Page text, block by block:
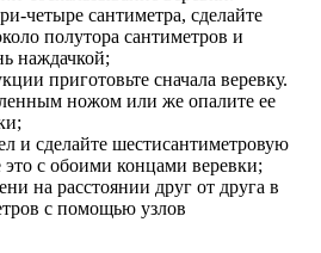
четыре сантиметра, сделайте
полутора сантиметров и
наждачкой;
приготовьте сначала веревку.
ножом или же опалите ее
и сделайте шестисантиметровую
с обоими концами веревки;
на расстоянии друг от друга в
с помощью узлов